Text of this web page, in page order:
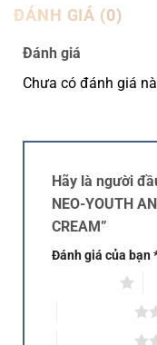
ĐÁNH GIÁ (0)
Đánh giá
Chưa có đánh giá
Hãy là người
NEO-YOUTH
CREAM”
Đánh giá của bạn